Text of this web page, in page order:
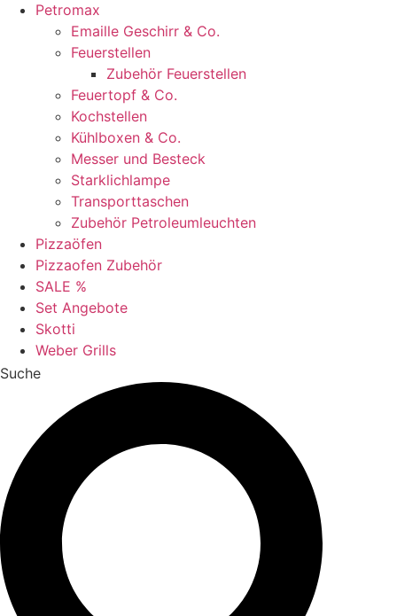
Petromax
Emaille Geschirr & Co.
Feuerstellen
Zubehör Feuerstellen
Feuertopf & Co.
Kochstellen
Kühlboxen & Co.
Messer und Besteck
Starklichlampe
Transporttaschen
Zubehör Petroleumleuchten
Pizzaöfen
Pizzaofen Zubehör
SALE %
Set Angebote
Skotti
Weber Grills
Suche